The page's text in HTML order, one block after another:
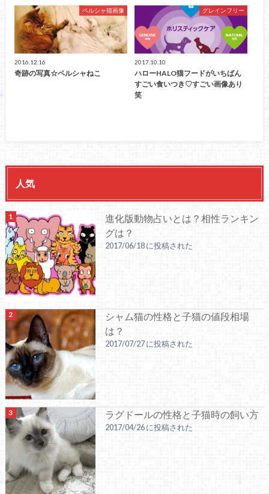
ペルシャ猫画像
2016.12.16
奇跡の写真☆ペルシャねこ
グレインフリー
2017.10.10
ハローHALO猫フードがいちばん
すごい食いつき♡すごい画像あり
笑
人気
進化版動物占いとは？相性ランキン
グは？
2017/06/18 に投稿された
シャム猫の性格と子猫の値段相場
は？
2017/07/27 に投稿された
ラグドールの性格と子猫時の飼い方
2017/04/26 に投稿された